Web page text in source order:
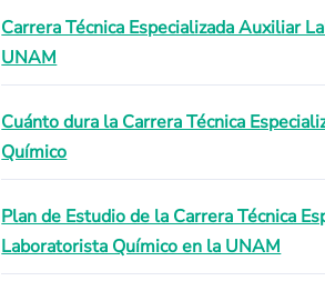
Carrera Técnica Especializada Auxiliar
UNAM
Cuánto dura la Carrera Técnica
Químico
Plan de Estudio de la Carrera Técnica
Laboratorista Químico en la UNAM